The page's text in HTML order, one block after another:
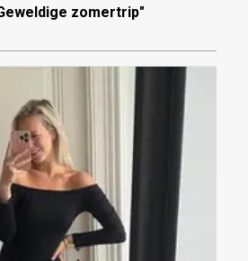
zomertrip"